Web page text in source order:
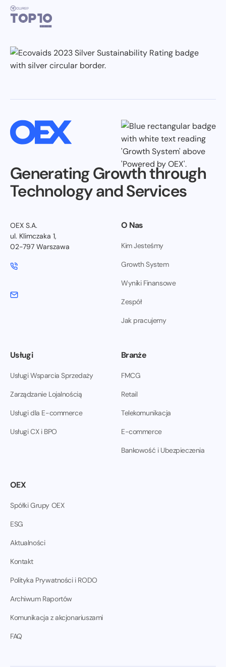
Generating Growth through
Technology and Services
OEX S.A.
ul. Klimczaka 1,
02-797 Warszawa
O Nas
Kim Jesteśmy
Growth System
Wyniki Finansowe
Zespół
Jak pracujemy
Usługi
Usługi Wsparcia Sprzedaży
Zarządzanie Lojalnością
Usługi dla E-commerce
Usługi CX i BPO
Branże
FMCG
Retail
Telekomunikacja
E-commerce
Bankowość i Ubezpieczenia
OEX
Spółki Grupy OEX
ESG
Aktualności
Kontakt
Polityka Prywatności i RODO
Archiwum Raportów
Komunikacja z akcjonariuszami
FAQ